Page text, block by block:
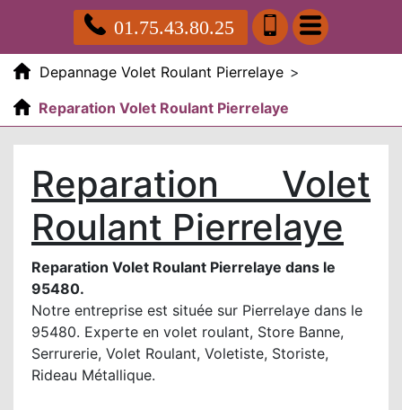
01.75.43.80.25
Depannage Volet Roulant Pierrelaye >
Reparation Volet Roulant Pierrelaye
Reparation Volet
Roulant Pierrelaye
Reparation Volet Roulant Pierrelaye dans le
95480.
Notre entreprise est située sur Pierrelaye dans le
95480. Experte en volet roulant, Store Banne,
Serrurerie, Volet Roulant, Voletiste, Storiste,
Rideau Métallique.